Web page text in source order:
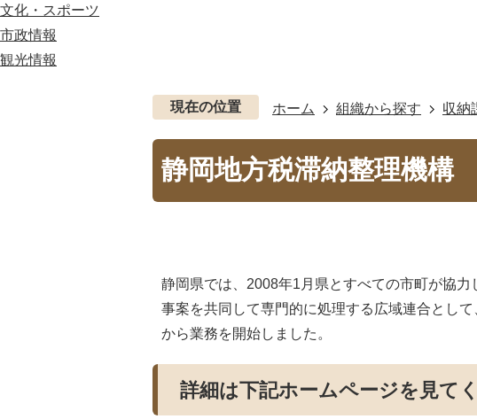
文化・スポーツ
市政情報
観光情報
現在の位置 ホーム 組織から探す 収納
静岡地方税滞納整理機構
静岡県では、2008年1月県とすべての市町が協
事案を共同して専門的に処理する広域連合として
から業務を開始しました。
詳細は下記ホームページを見て